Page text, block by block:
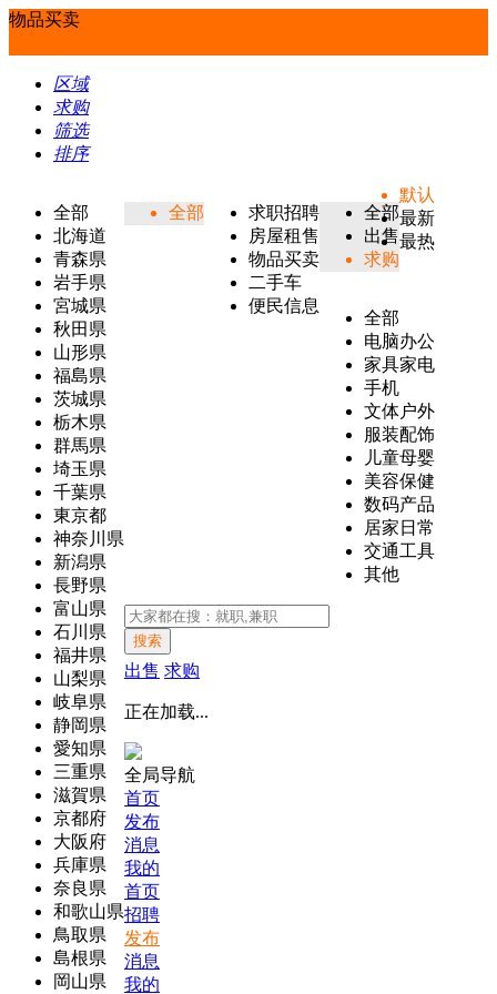
物品买卖
区域
求购
筛选
排序
全部
北海道
青森県
岩手県
宮城県
秋田県
山形県
福島県
茨城県
栃木県
群馬県
埼玉県
千葉県
東京都
神奈川県
新潟県
長野県
富山県
石川県
福井県
山梨県
岐阜県
静岡県
愛知県
三重県
滋賀県
京都府
大阪府
兵庫県
奈良県
和歌山県
鳥取県
島根県
岡山県
全部
求职招聘
房屋租售
物品买卖
二手车
便民信息
全部
出售
求购
全部
电脑办公
家具家电
手机
文体户外
服装配饰
儿童母婴
美容保健
数码产品
居家日常
交通工具
其他
默认
最新
最热
搜索
出售 求购
正在加载...
全局导航
首页
发布
消息
我的
首页
招聘
发布
消息
我的